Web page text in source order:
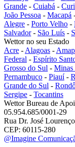
Grande - Cuiabá -
João Pessoa - Macapá
Alegre - Porto Velho -
Salvador- São Luís -
Wettor no seu Estado
Acre - Alagoas -
Federal - Espírito
Grosso do Sul - Minas
Pernambuco - Piauí-
Grande do Sul -
Sergipe - Tocantins
Wettor Bureau de
05.954.685/0001-29
Rua Dr. José
CEP: 60115-280
@Imagine